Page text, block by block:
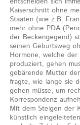
Kaiserschnitt ohne
Staaten (wie z.B.
mehr ohne PDA
der Beckengegend)
seinen Geburtsweg
Hormone, welche
produziert, gehen
gebärende Mutter
fragte, wie lange sie
gehen müsse, um
Korrespondenz
Mit dem Steigen der
künstlich